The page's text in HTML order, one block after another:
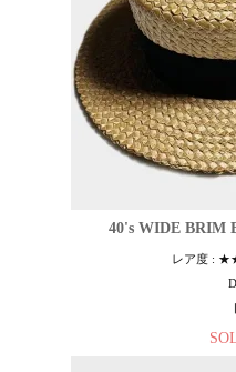
40's WIDE BRIM
レア度 :